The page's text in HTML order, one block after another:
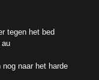
tegen het bed
naar het harde